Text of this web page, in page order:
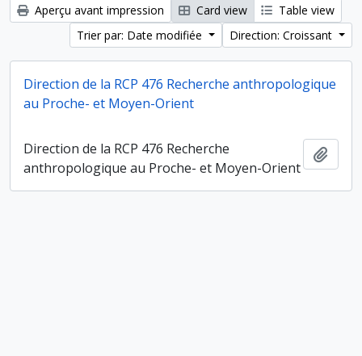
Aperçu avant impression Card view
Table view
Trier par: Date modifiée
Direction: Croissant
Direction de la RCP 476 Recherche anthropologique
au Proche- et Moyen-Orient
Direction de la RCP 476 Recherche
anthropologique au Proche- et Moyen-Orient